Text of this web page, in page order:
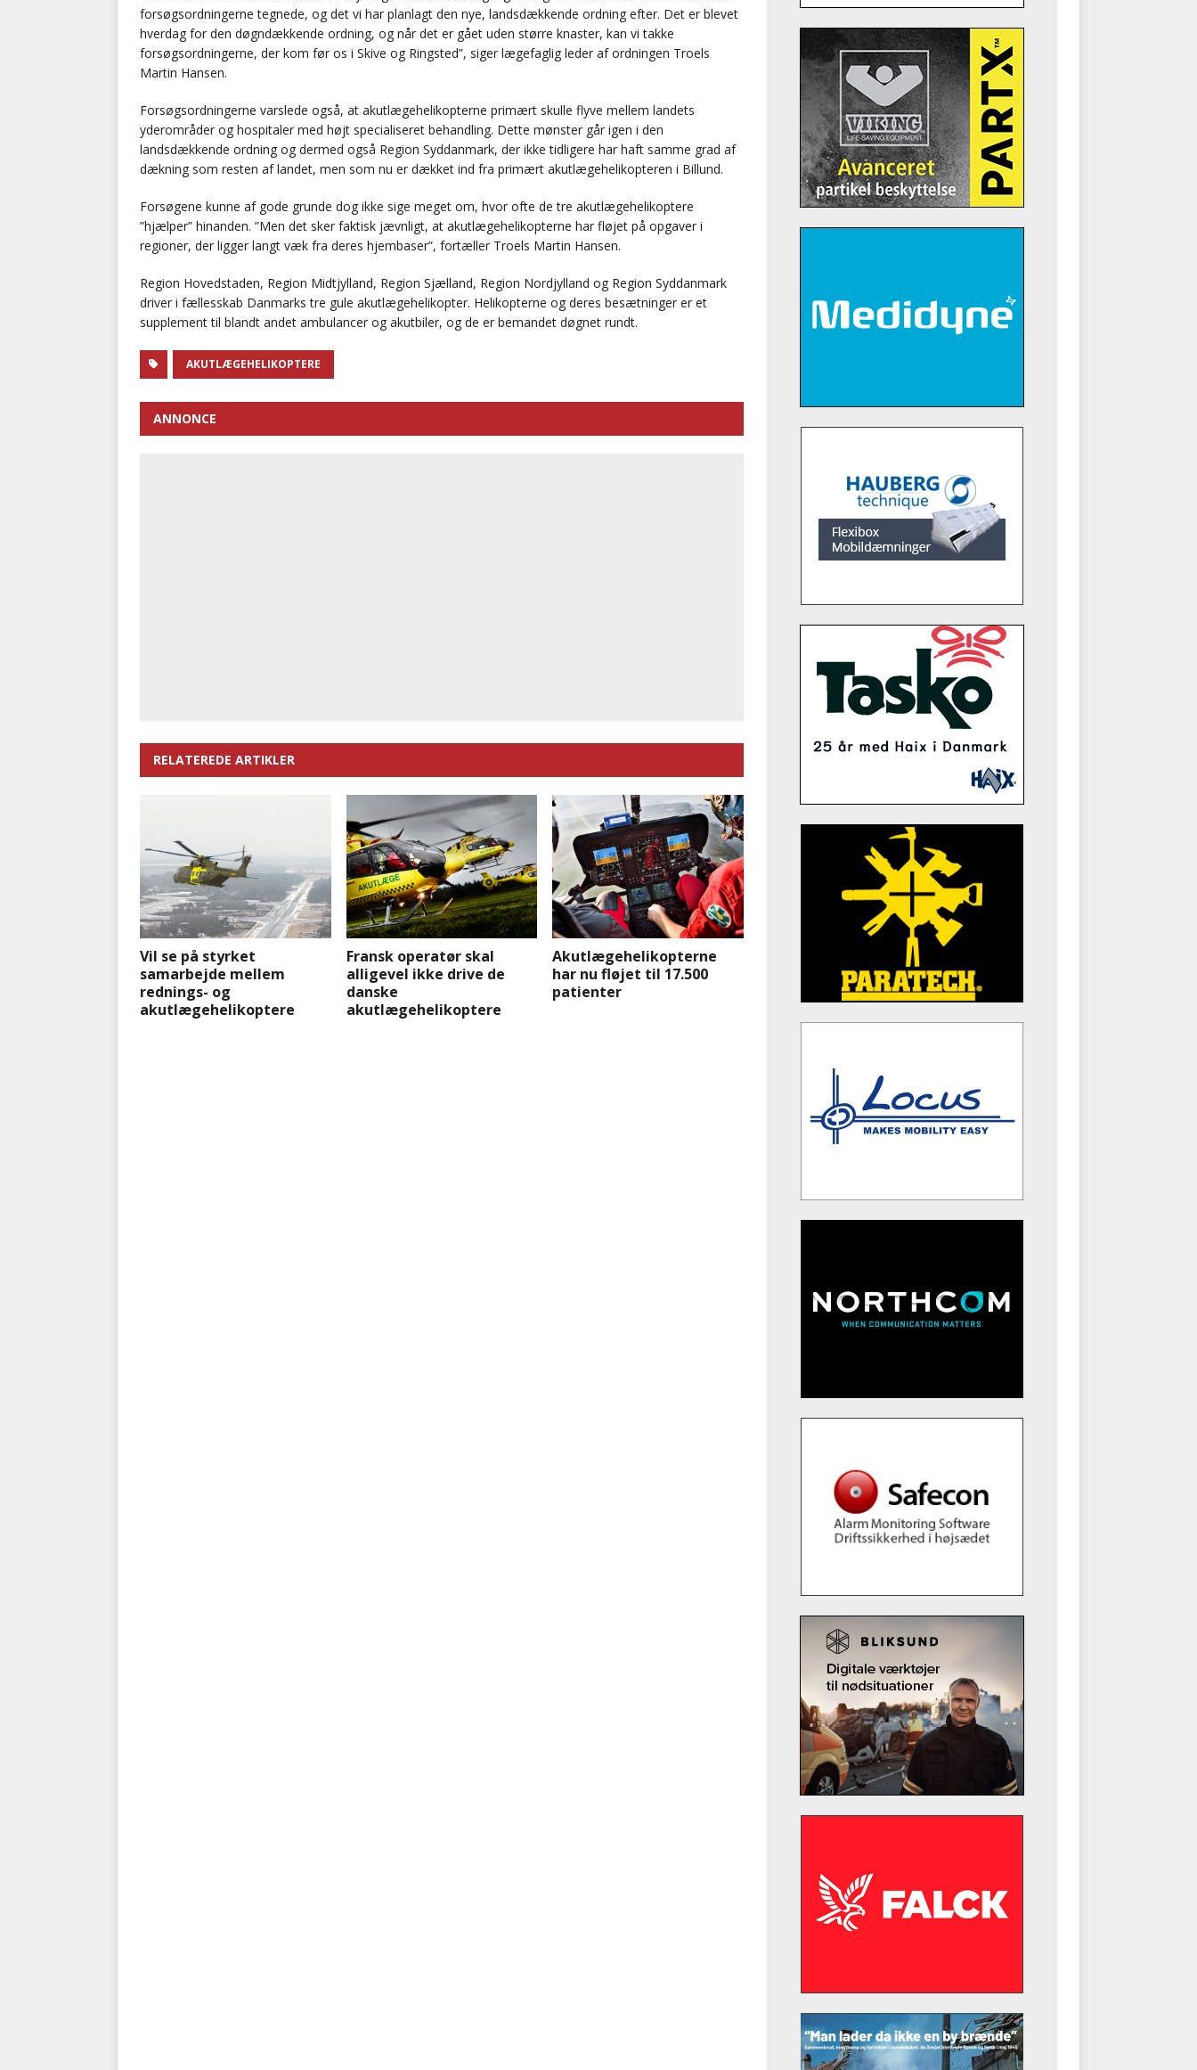
forsøgsordningerne tegnede, og det vi har planlagt den nye, landsdækkende ordning efter. Det er blevet
hverdag for den døgndækkende ordning, og når det er gået uden større knaster, kan vi takke
forsøgsordningerne, der kom før os i Skive og Ringsted”, siger lægefaglig leder af ordningen Troels
Martin Hansen.
Forsøgsordningerne varslede også, at akutlægehelikopterne primært skulle flyve mellem landets
yderområder og hospitaler med højt specialiseret behandling. Dette mønster går igen i den
landsdækkende ordning og dermed også Region Syddanmark, der ikke tidligere har haft samme grad af
dækning som resten af landet, men som nu er dækket ind fra primært akutlægehelikopteren i Billund.
Forsøgene kunne af gode grunde dog ikke sige meget om, hvor ofte de tre akutlægehelikoptere
”hjælper” hinanden. ”Men det sker faktisk jævnligt, at akutlægehelikopterne har fløjet på opgaver i
regioner, der ligger langt væk fra deres hjembaser”, fortæller Troels Martin Hansen.
Region Hovedstaden, Region Midtjylland, Region Sjælland, Region Nordjylland og Region Syddanmark
driver i fællesskab Danmarks tre gule akutlægehelikopter. Helikopterne og deres besætninger er et
supplement til blandt andet ambulancer og akutbiler, og de er bemandet døgnet rundt.
AKUTLÆGEHELIKOPTERE
ANNONCE
RELATEREDE ARTIKLER
Vil se på styrket
samarbejde mellem
rednings- og
akutlægehelikoptere
Fransk operatør skal
alligevel ikke drive de
danske
akutlægehelikoptere
Akutlægehelikopterne
har nu fløjet til 17.500
patienter